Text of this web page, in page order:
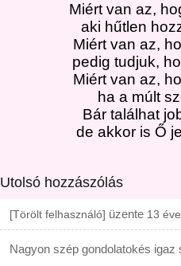
Miért van az,
aki hűtlen
Miért van az,
pedig tudjuk,
Miért van az,
ha a múlt
Bár találhat
de akkor is Ő
Utolsó hozzászólás
[Törölt felhasználó] üzente 13 éve
Nagyon szép gondolatokés